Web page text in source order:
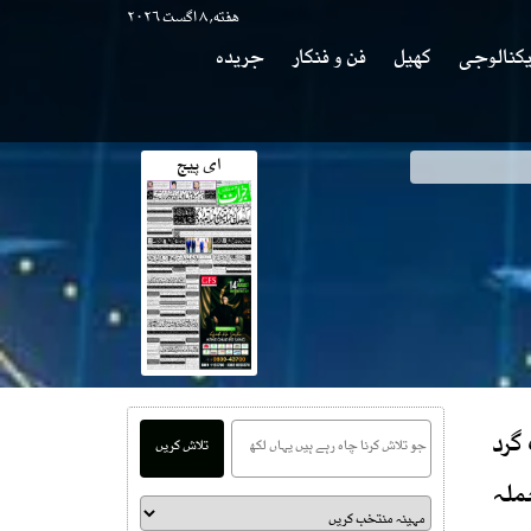
هفته, ۸ اگست ۲۰۲۶
کھیل فن و فنکار
جریدہ
جی کاانکشاف ای پیج
شہید،3زخمی جبکہ3حملہ
تلاش کریں